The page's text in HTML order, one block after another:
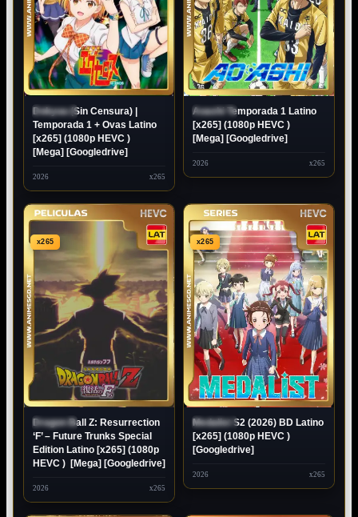
Dokyuu (Sin Censura) |
Temporada 1 + Ovas Latino
[x265] (1080p HEVC )
[Mega] [Googledrive]
2026 x265
Aoashi Temporada 1 Latino
[x265] (1080p HEVC )
[Mega] [Googledrive]
2026 x265
ESTRENO
x265
Dragon Ball Z: Resurrection
‘F’ – Future Trunks Special
Edition Latino [x265] (1080p
HEVC ) [Mega] [Googledrive]
2026 x265
ESTRENO
x265
Medalist S2 (2026) BD Latino
[x265] (1080p HEVC )
[Googledrive]
2026 x265